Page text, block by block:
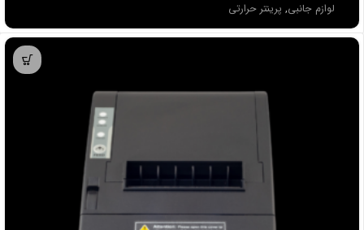
لوازم جانبی, پرینتر حرارتی